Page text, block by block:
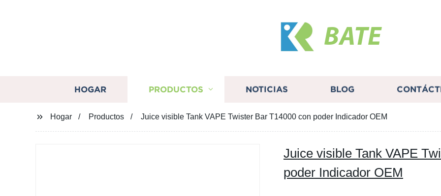
BATE
HOGAR PRODUCTOS NOTICIAS BLOG
Hogar Productos Juice visible Tank VAPE Twister Bar T14000 con poder Indicador OEM
Juice visible Tank VAPE
poder Indicador OEM